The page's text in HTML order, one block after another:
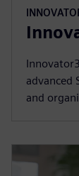
advanced
and